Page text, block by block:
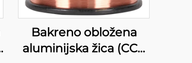
Bakreno obložena
aluminijska žica (CCA